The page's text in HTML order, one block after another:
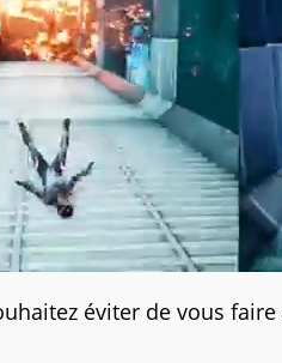
éviter de vous